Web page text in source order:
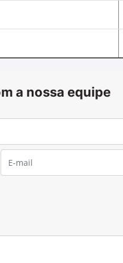
Óleo para
rápido nas partidas a frio,
protetiva em condições de
filtrabilidade do lubrificante